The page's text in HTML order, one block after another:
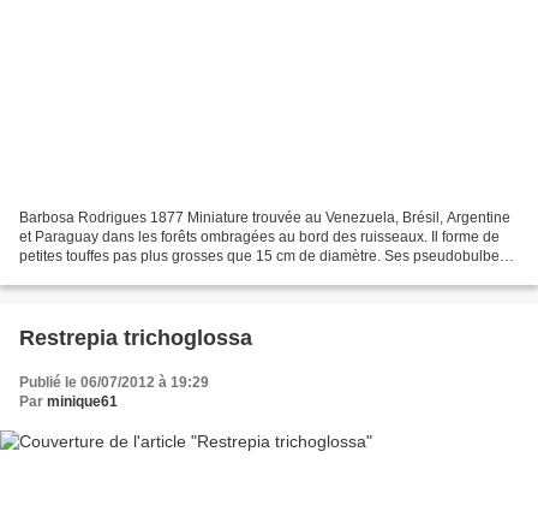
Barbosa Rodrigues 1877 Miniature trouvée au Venezuela, Brésil, Argentine
et Paraguay dans les forêts ombragées au bord des ruisseaux. Il forme de
petites touffes pas plus grosses que 15 cm de diamètre. Ses pseudobulbes
Restrepia trichoglossa
Publié le 06/07/2012 à 19:29
Par minique61